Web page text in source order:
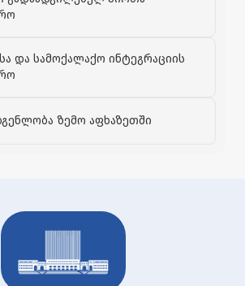
და სამოქალაქო ინტეგრაციის
ზემო აფხაზეთში